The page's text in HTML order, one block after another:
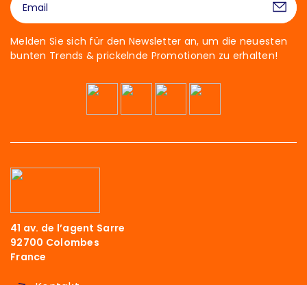
Melden Sie sich für den Newsletter an, um die neuesten
bunten Trends & prickelnde Promotionen zu erhalten!
41 av. de l’agent Sarre
92700 Colombes
France